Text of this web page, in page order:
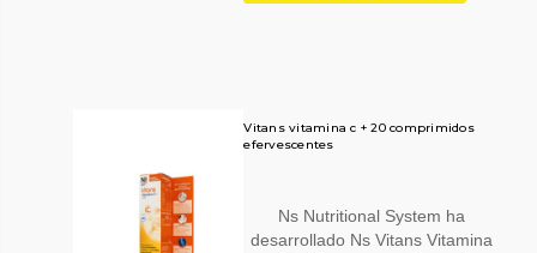
Vitans vitamina c + 20 comprimidos
efervescentes
Ns Nutritional System ha
desarrollado Ns Vitans Vitamina